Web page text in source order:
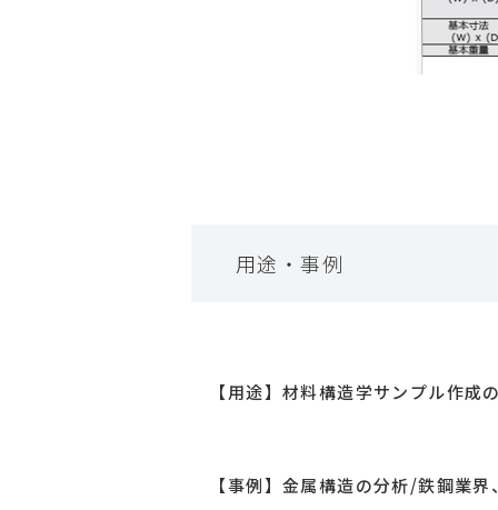
用途・事例
【用途】材料構造学サンプル作成
【事例】金属構造の分析/鉄鋼業界